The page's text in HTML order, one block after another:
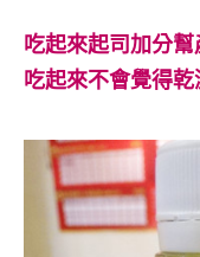
吃起來起司加分
吃起來不會覺得乾